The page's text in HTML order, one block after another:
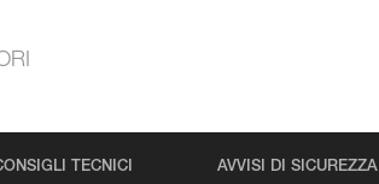
TECNICI AVVISI DI SICUREZZA